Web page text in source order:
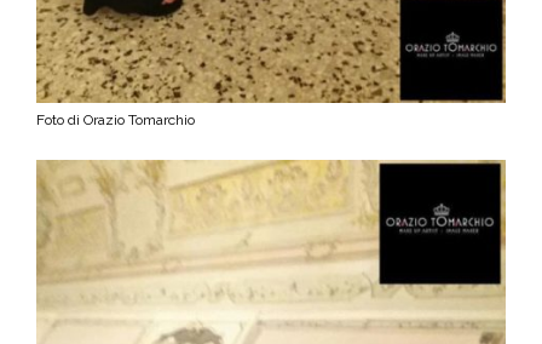
Foto di Orazio Tomarchio